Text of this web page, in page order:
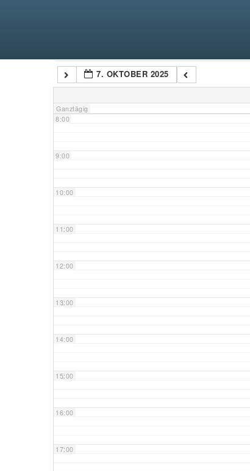
7. OKTOBER 2025
Ganztägig
7:00
8:00
9:00
10:00
11:00
12:00
13:00
14:00
15:00
16:00
17:00